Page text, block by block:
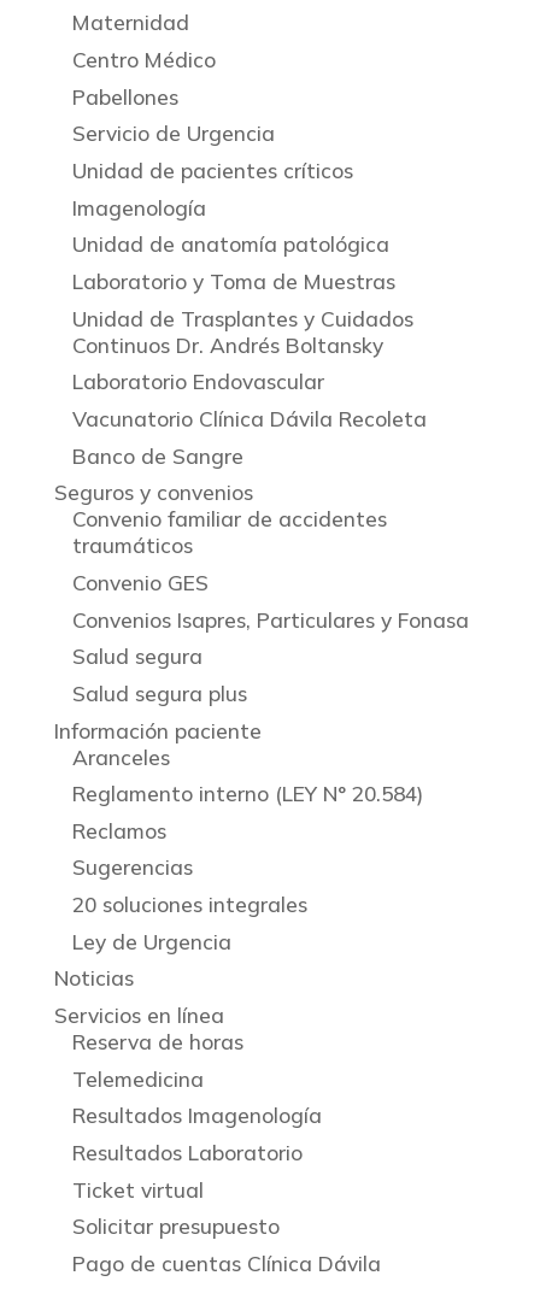
Maternidad
Centro Médico
Pabellones
Servicio de Urgencia
Unidad de pacientes críticos
Imagenología
Unidad de anatomía patológica
Laboratorio y Toma de Muestras
Unidad de Trasplantes y Cuidados
Continuos Dr. Andrés Boltansky
Laboratorio Endovascular
Vacunatorio Clínica Dávila Recoleta
Banco de Sangre
Seguros y convenios
Convenio familiar de accidentes
traumáticos
Convenio GES
Convenios Isapres, Particulares y Fonasa
Salud segura
Salud segura plus
Información paciente
Aranceles
Reglamento interno (LEY N° 20.584)
Reclamos
Sugerencias
20 soluciones integrales
Ley de Urgencia
Noticias
Servicios en línea
Reserva de horas
Telemedicina
Resultados Imagenología
Resultados Laboratorio
Ticket virtual
Solicitar presupuesto
Pago de cuentas Clínica Dávila